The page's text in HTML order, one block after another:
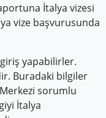
İtalya vizesi
vize başvurusunda
yapabilirler.
Buradaki bilgiler
sorumlu
İtalya